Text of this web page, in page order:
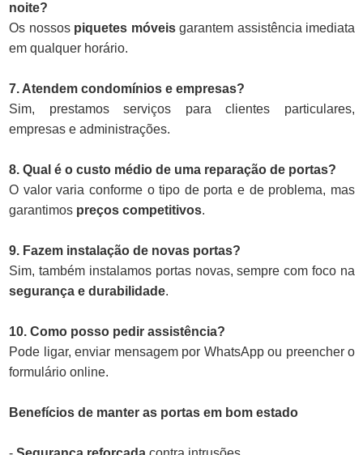
noite?
Os nossos piquetes móveisgarantem assistência imediata
em qualquer horário.
7. Atendem condomínios e empresas?
Sim, prestamos serviços para clientes particulares,
empresas e administrações.
8. Qual é o custo médio de uma reparação de portas?
O valor varia conforme o tipo de porta e de problema, mas
garantimos preços competitivos.
9. Fazem instalação de novas portas?
Sim, também instalamos portas novas, sempre com foco na
segurança e durabilidade.
10. Como posso pedir assistência?
Pode ligar, enviar mensagem por WhatsApp ou preencher o
formulário online.
Benefícios de manter as portas em bom estado